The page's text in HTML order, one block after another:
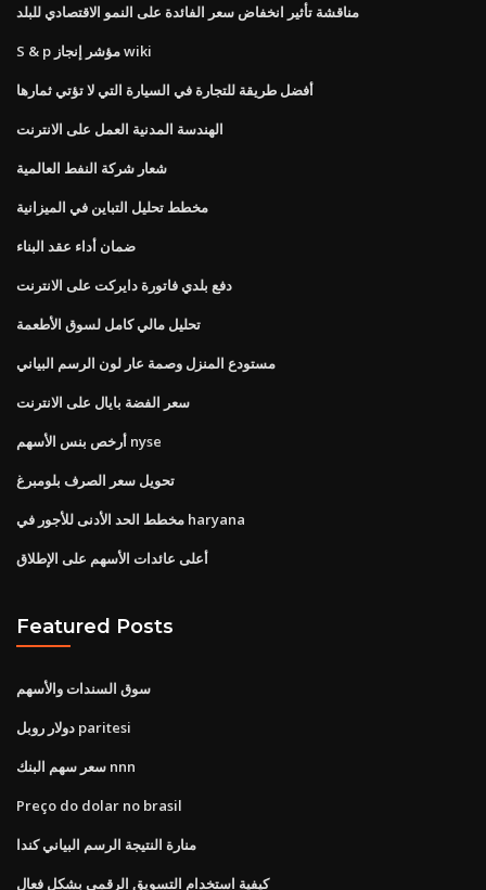
مناقشة تأثير انخفاض سعر الفائدة على النمو الاقتصادي للبلد
S & p مؤشر إنجاز wiki
أفضل طريقة للتجارة في السيارة التي لا تؤتي ثمارها
الهندسة المدنية العمل على الانترنت
شعار شركة النفط العالمية
مخطط تحليل التباين في الميزانية
ضمان أداء عقد البناء
دفع بلدي فاتورة دايركت على الانترنت
تحليل مالي كامل لسوق الأطعمة
مستودع المنزل وصمة عار لون الرسم البياني
سعر الفضة بايال على الانترنت
أرخص بنس الأسهم nyse
تحويل سعر الصرف بلومبرغ
مخطط الحد الأدنى للأجور في haryana
أعلى عائدات الأسهم على الإطلاق
Featured Posts
سوق السندات والأسهم
دولار روبل paritesi
سعر سهم البنك nnn
Preço do dolar no brasil
منارة النتيجة الرسم البياني كندا
كيفية استخدام التسويق الرقمي بشكل فعال